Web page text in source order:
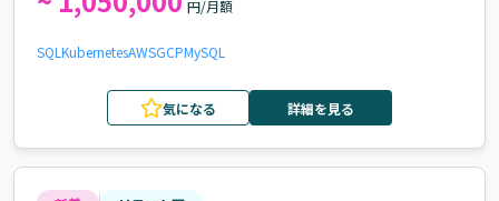
円/月額
SQL KubernetesAWSGCPMySQL
気になる 詳細を見る